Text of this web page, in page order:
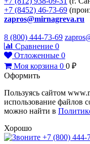
+7 (8452) 46-73-69
zapros@mirnagreva.ru
8 (800) 444-73-69
Сравнение 0
Отложенные 0
Моя корзина 0 0 ₽
Оформить
Пользуясь сайтом
использование файлов
можно найти в
Хорошо